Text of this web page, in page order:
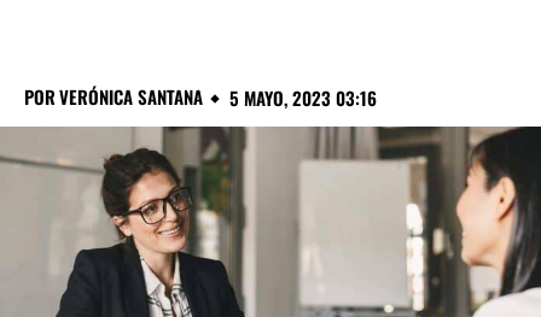
PORVERÓNICA SANTANA 5 MAYO, 2023 03:16